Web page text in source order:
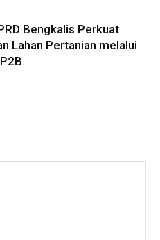
Bengkalis Perkuat
Lahan Pertanian melalui